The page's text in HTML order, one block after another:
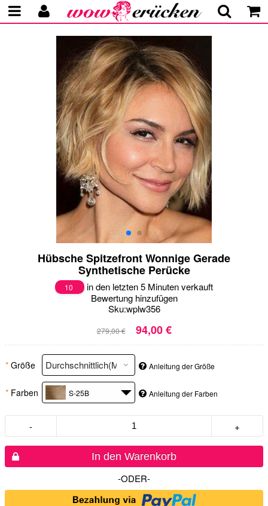
Hübsche Spitzefront Wonnige Gerade
Synthetische Perücke
10
in den letzten 5 Minuten verkauft
Bewertung hinzufügen
Sku:wplw356
279,00 € 94,00 €
* Größe Anleitung der Größe
* Farben S-25B Anleitung der Farben
- +
In den Warenkorb
-ODER-